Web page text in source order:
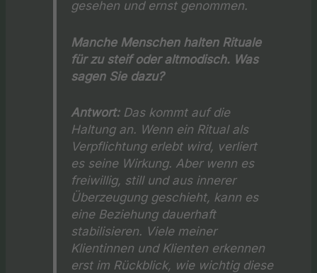
gesehen und ernst genommen.
Manche Menschen halten Rituale
für zu steif oder altmodisch. Was
sagen Sie dazu?
Antwort:Das kommt auf die
Haltung an. Wenn ein Ritual als
Verpflichtung erlebt wird, verliert
es seine Wirkung. Aber wenn es
freiwillig, still und aus innerer
Überzeugung geschieht, kann es
eine Beziehung dauerhaft
stabilisieren. Viele meiner
Klientinnen und Klienten erkennen
erst im Rückblick, wie wichtig diese